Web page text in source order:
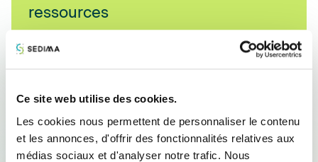
Ce site web utilise des cookies.
Les cookies nous permettent de personnaliser le contenu
et les annonces, d'offrir des fonctionnalités relatives aux
médias sociaux et d'analyser notre trafic. Nous
Formations
Annuaire
Contacter
Vous êtes sur
ressources
Recherchez